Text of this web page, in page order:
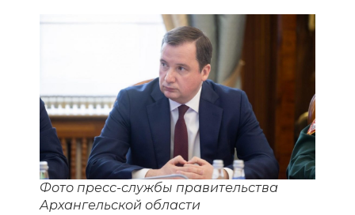
Фото пресс-службы правительства
Архангельской области